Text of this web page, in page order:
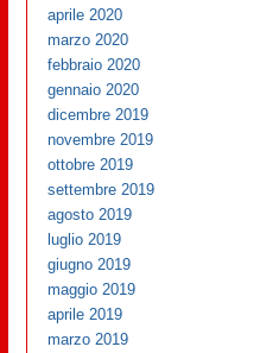
aprile 2020
marzo 2020
febbraio 2020
gennaio 2020
dicembre 2019
novembre 2019
ottobre 2019
settembre 2019
agosto 2019
luglio 2019
giugno 2019
maggio 2019
aprile 2019
marzo 2019